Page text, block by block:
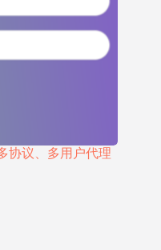
协议、多用户代理